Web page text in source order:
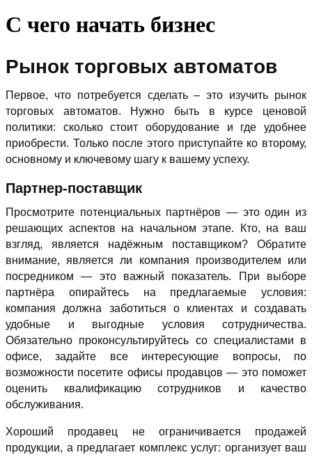
С чего начать бизнес
Рынок торговых автоматов
Первое, что потребуется сделать – это изучить рынок
торговых автоматов. Нужно быть в курсе ценовой
политики: сколько стоит оборудование и где удобнее
приобрести. Только после этого приступайте ко второму,
основному и ключевому шагу к вашему успеху.
Партнер-поставщик
Просмотрите потенциальных партнёров — это один из
решающих аспектов на начальном этапе. Кто, на ваш
взгляд, является надёжным поставщиком? Обратите
внимание, является ли компания производителем или
посредником — это важный показатель. При выборе
партнёра опирайтесь на предлагаемые условия:
компания должна заботиться о клиентах и создавать
удобные и выгодные условия сотрудничества.
Обязательно проконсультируйтесь со специалистами в
офисе, задайте все интересующие вопросы, по
возможности посетите офисы продавцов — это поможет
оценить квалификацию сотрудников и качество
обслуживания.
Хороший продавец не ограничивается продажей
продукции, а предлагает комплекс услуг: организует ваш